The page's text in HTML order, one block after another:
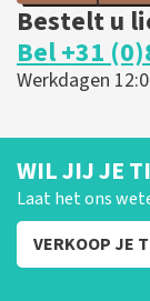
Bestelt u
Bel +31
Werkdagen
WIL JIJ JE
Laat het ons
VERKOOP JE